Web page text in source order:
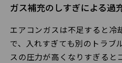
ガス補充のしすぎによる過
エアコンガスは不足すると冷
で、入れすぎても別のトラブ
スの圧力が高くなりすぎると